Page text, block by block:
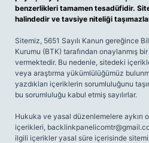
benzerlikleri tamamen tesadüfidir.
halindedir ve tavsiye niteliği
Sitemiz, 5651 Sayılı Kanun gereğince
Kurumu (BTK) tarafından onaylanmış
vermektedir. Bu nedenle, sitedeki
veya araştırma yükümlülüğümüz
yazdıkları içeriklerin sorumluluğunu
bu sorumluluğu kabul etmiş sayılırlar.
Hukuka ve yasal düzenlemelere aykırı
içerikleri,
ilgili içerikler yasal süre içerisinde